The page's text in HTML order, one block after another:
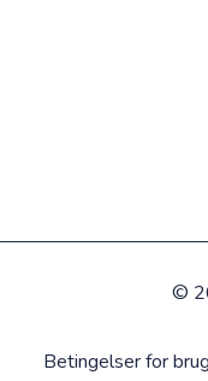
©
Betingelser for brug